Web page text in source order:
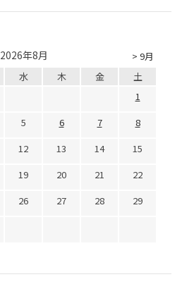
> 9月
2026年8月
水 木 金
土
1
5 6 7
8
12 13 14
15
19 20 21
22
26 27 28
29